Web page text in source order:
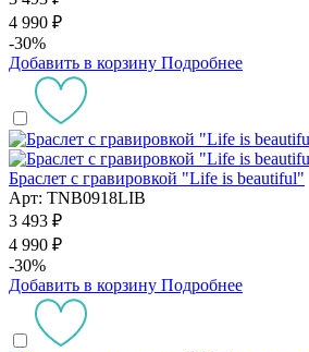
4 990 ₽
-30%
Добавить в корзину Подробнее
Браслет с гравировкой "Life is beautiful"
Арт: TNB0918LIB
3 493 ₽
4 990 ₽
-30%
Добавить в корзину Подробнее